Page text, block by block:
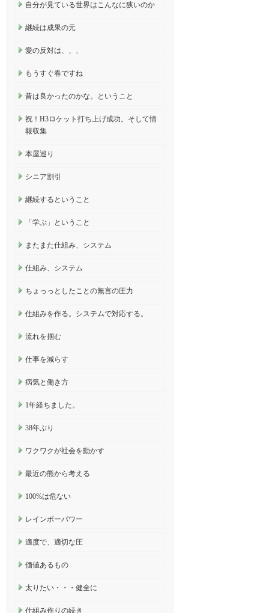
自分が見ている世界はこんなに狭いのか
継続は成果の元
愛の反対は、、、
もうすぐ春ですね
昔は良かったのかな。ということ
祝！H3ロケット打ち上げ成功。そして情
報収集
本屋巡り
シニア割引
継続するということ
「学ぶ」ということ
またまた仕組み、システム
仕組み、システム
ちょっっとしたことの無言の圧力
仕組みを作る。システムで対応する。
流れを掴む
仕事を減らす
病気と働き方
1年経ちました。
38年ぶり
ワクワクが社会を動かす
最近の熊から考える
100%は危ない
レインボーパワー
適度で、適切な圧
価値あるもの
太りたい・・・健全に
仕組み作りの続き